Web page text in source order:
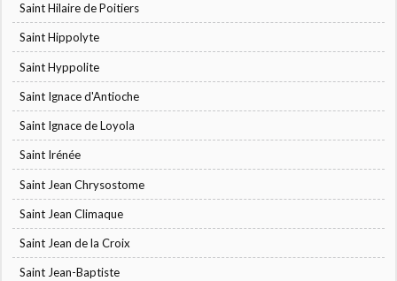
Saint Hilaire de Poitiers
Saint Hippolyte
Saint Hyppolite
Saint Ignace d'Antioche
Saint Ignace de Loyola
Saint Irénée
Saint Jean Chrysostome
Saint Jean Climaque
Saint Jean de la Croix
Saint Jean-Baptiste